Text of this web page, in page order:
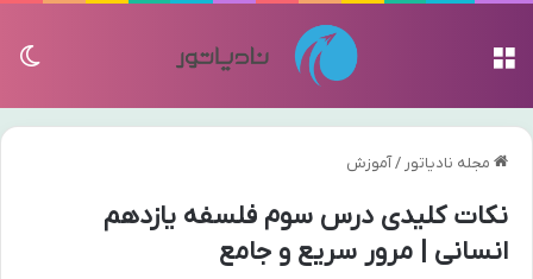
مجله نادیاتور /آموزش
نکات کلیدی درس سوم فلسفه یازدهم
انسانی | مرور سریع و جامع